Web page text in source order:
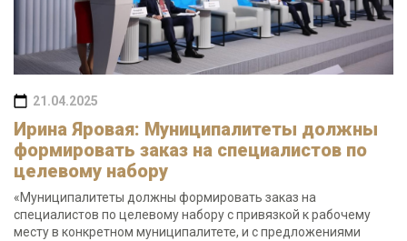
21.04.2025
Ирина Яровая: Муниципалитеты должны
формировать заказ на специалистов по
целевому набору
«Муниципалитеты должны формировать заказ на
специалистов по целевому набору с привязкой к рабочему
месту в конкретном муниципалитете, и с предложениями